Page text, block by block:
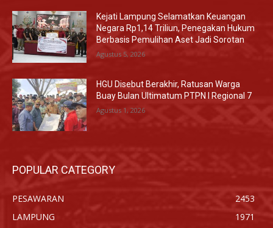
Kejati Lampung Selamatkan Keuangan
Negara Rp1,14 Triliun, Penegakan Hukum
Berbasis Pemulihan Aset Jadi Sorotan
Agustus 5, 2026
HGU Disebut Berakhir, Ratusan Warga
Buay Bulan Ultimatum PTPN I Regional 7
Agustus 1, 2026
POPULAR CATEGORY
PESAWARAN
2453
LAMPUNG
1971